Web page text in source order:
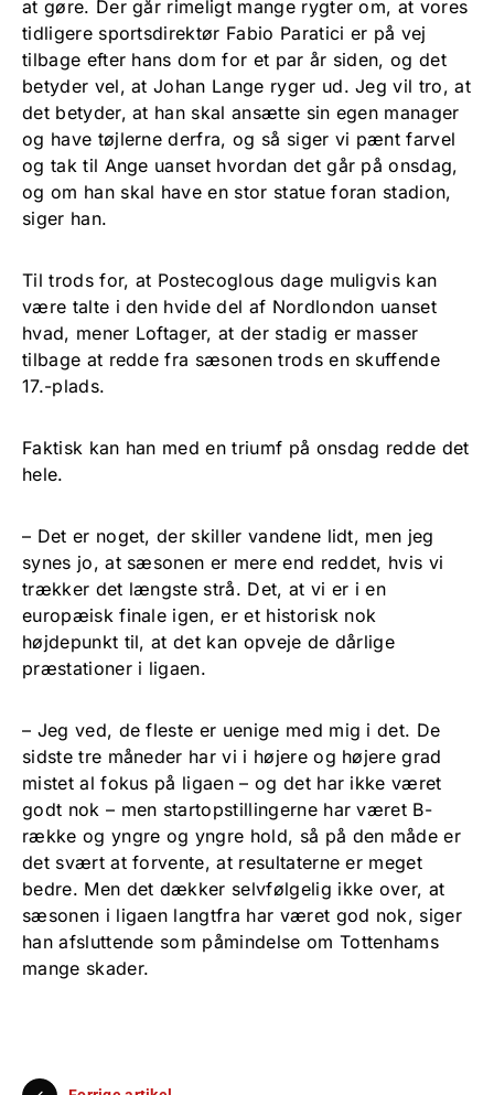
at gøre. Der går rimeligt mange rygter om, at vores
tidligere sportsdirektør Fabio Paratici er på vej
tilbage efter hans dom for et par år siden, og det
betyder vel, at Johan Lange ryger ud. Jeg vil tro, at
det betyder, at han skal ansætte sin egen manager
og have tøjlerne derfra, og så siger vi pænt farvel
og tak til Ange uanset hvordan det går på onsdag,
og om han skal have en stor statue foran stadion,
siger han.
Til trods for, at Postecoglous dage muligvis kan
være talte i den hvide del af Nordlondon uanset
hvad, mener Loftager, at der stadig er masser
tilbage at redde fra sæsonen trods en skuffende
17.-plads.
Faktisk kan han med en triumf på onsdag redde det
hele.
– Det er noget, der skiller vandene lidt, men jeg
synes jo, at sæsonen er mere end reddet, hvis vi
trækker det længste strå. Det, at vi er i en
europæisk finale igen, er et historisk nok
højdepunkt til, at det kan opveje de dårlige
præstationer i ligaen.
– Jeg ved, de fleste er uenige med mig i det. De
sidste tre måneder har vi i højere og højere grad
mistet al fokus på ligaen – og det har ikke været
godt nok – men startopstillingerne har været B-
række og yngre og yngre hold, så på den måde er
det svært at forvente, at resultaterne er meget
bedre. Men det dækker selvfølgelig ikke over, at
sæsonen i ligaen langtfra har været god nok, siger
han afsluttende som påmindelse om Tottenhams
mange skader.